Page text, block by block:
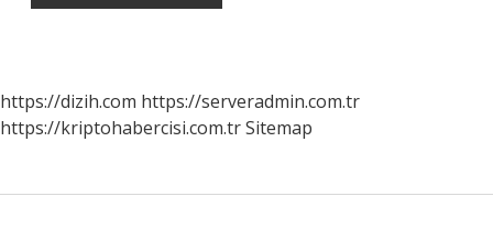
https://dizih.com https://serveradmin.com.tr
https://kriptohabercisi.com.trSitemap